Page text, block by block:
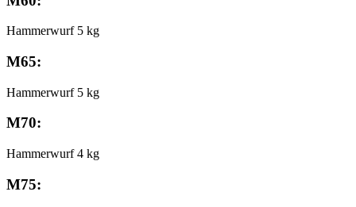
Hammerwurf 5 kg
M65:
Hammerwurf 5 kg
M70:
Hammerwurf 4 kg
M75: